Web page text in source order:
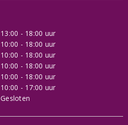
13:00 - 18:00 uur
10:00 - 18:00 uur
10:00 - 18:00 uur
10:00 - 18:00 uur
10:00 - 18:00 uur
10:00 - 17:00 uur
Gesloten